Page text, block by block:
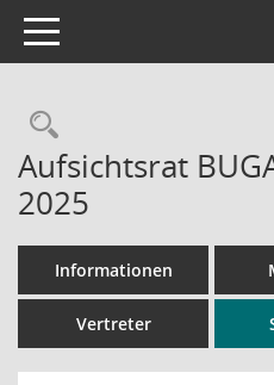
Toggle navigation
Aufsichtsrat
2025
Informationen
Vertreter